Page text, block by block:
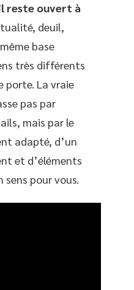
reste ouvert à
deuil,
base
très différents
porte. La vraie
pas par
mais par le
adapté, d’un
et d’éléments
pour vous.